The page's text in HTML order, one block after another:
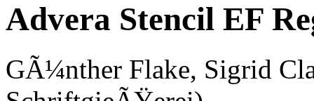
Advera Stencil EF
GÃ¼nther Flake, Sigrid